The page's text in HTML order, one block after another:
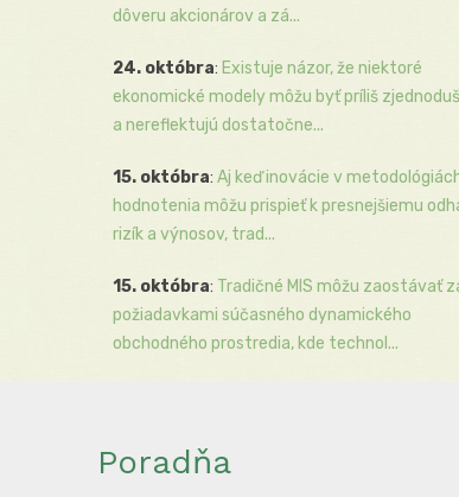
dôveru akcionárov a zá...
24. októbra: Existuje názor, že niektoré
ekonomické modely môžu byť príliš
a nereflektujú dostatočne...
15. októbra: Aj keď inovácie v
hodnotenia môžu prispieť k presnejšiemu
rizík a výnosov, trad...
15. októbra: Tradičné MIS môžu zaostávať
požiadavkami súčasného dynamického
obchodného prostredia, kde technol...
Poradňa